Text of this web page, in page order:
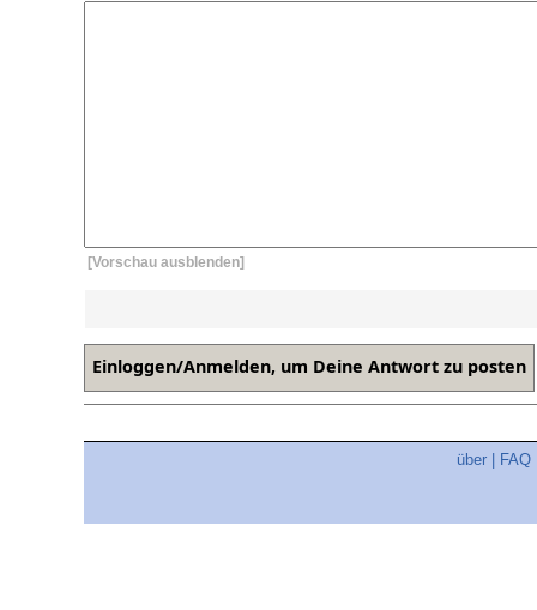
[Vorschau ausblenden]
über FAQ